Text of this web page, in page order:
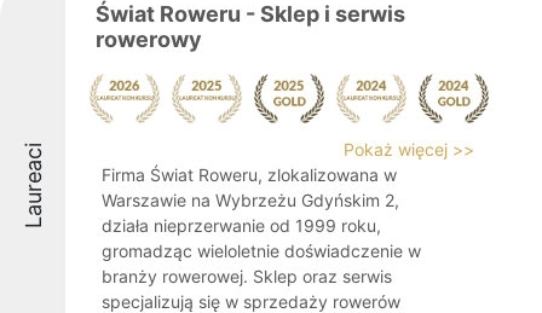
Laureaci
Świat Roweru - Sklep i serwis
rowerowy
Pokaż więcej >>
Firma Świat Roweru, zlokalizowana w
Warszawie na Wybrzeżu Gdyńskim 2,
działa nieprzerwanie od 1999 roku,
gromadząc wieloletnie doświadczenie w
branży rowerowej. Sklep oraz serwis
specjalizują się w sprzedaży rowerów